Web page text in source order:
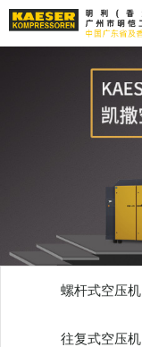
螺杆式空压机
往复式空压机